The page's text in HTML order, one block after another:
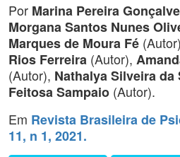
Por Marina Pereira
Morgana Santos Nunes
Marques de Moura Fé
Rios Ferreira (Autor),
(Autor), Nathalya Silveira da
Feitosa Sampaio (Autor).
Em Revista Brasileira de
11, n 1, 2021.